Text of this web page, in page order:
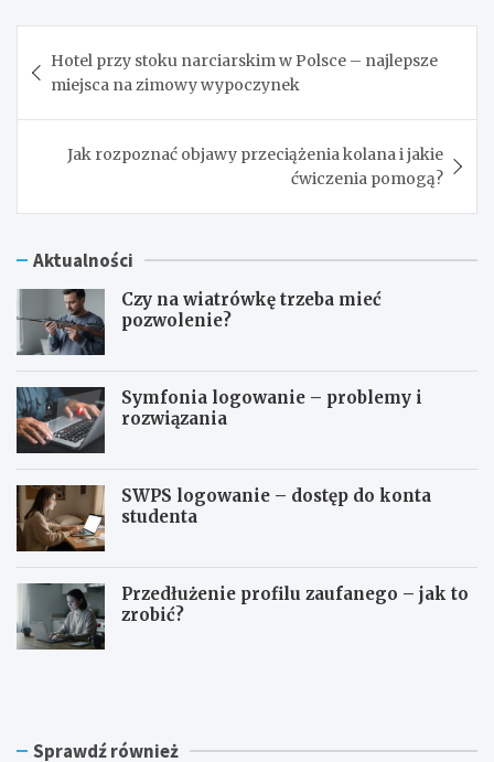
wpisu
Hotel przy stoku narciarskim w Polsce – najlepsze
miejsca na zimowy wypoczynek
Jak rozpoznać objawy przeciążenia kolana i jakie
ćwiczenia pomogą?
Aktualności
Czy na wiatrówkę trzeba mieć
pozwolenie?
Symfonia logowanie – problemy i
rozwiązania
SWPS logowanie – dostęp do konta
studenta
Przedłużenie profilu zaufanego – jak to
zrobić?
C
w
S
n Sprawdź również